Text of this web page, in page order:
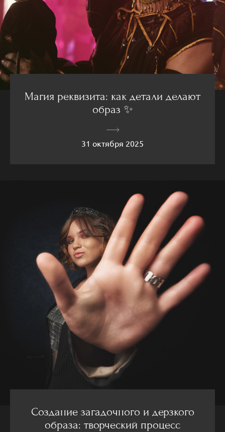
Магия реквизита: как детали делают
образ ✨
31 октября 2025
Создание загадочного и дерзкого
образа: творческий процесс